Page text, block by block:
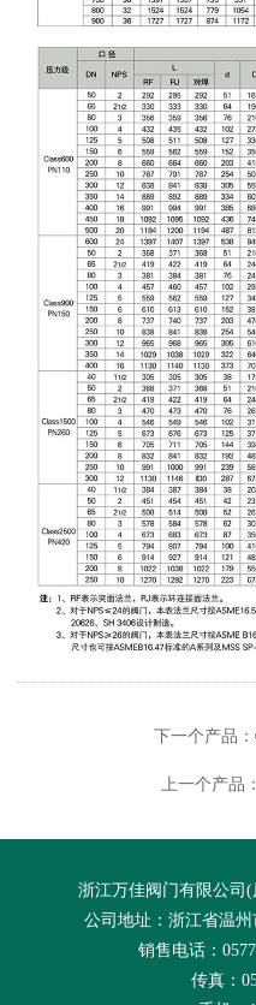
下一个产品：
上一个产品：
浙江万佳阀门有限公司
公司地址：浙江省温
销售电话：
传真：